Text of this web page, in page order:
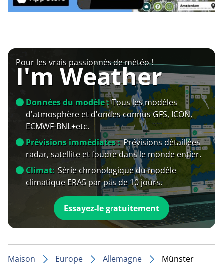
Pour les vrais passionnés de météo !
I'm Weather
Données du modèle : Tous les modèles
d'atmosphère et d'ondes connus GFS, ICON,
ECMWF-BNL+etc.
Prévisions immédiates : Prévisions détaillées
radar, satellite et foudre dans le monde entier.
Climat: Série chronologique du modèle
climatique ERA5 par pas de 10 jours.
Essayez-le gratuitement
Maison Europe Allemagne Münster